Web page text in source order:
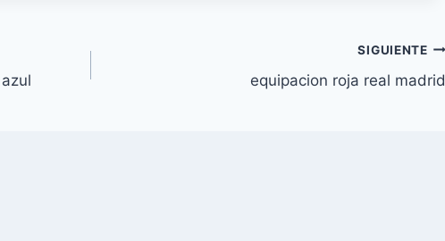
SIGUIENTE
equipacion roja real madrid